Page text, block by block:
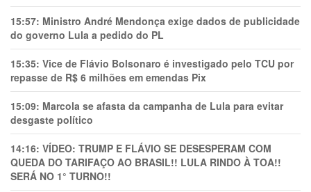
15:57: Ministro André Mendonça exige dados de publicidade
do governo Lula a pedido do PL
15:35: Vice de Flávio Bolsonaro é investigado pelo TCU por
repasse de R$ 6 milhões em emendas Pix
15:09: Marcola se afasta da campanha de Lula para evitar
desgaste político
14:16: VÍDEO: TRUMP E FLÁVIO SE DESESPERAM COM
QUEDA DO TARIFAÇO AO BRASIL!! LULA RINDO À TOA!!
SERÁ NO 1° TURNO!!